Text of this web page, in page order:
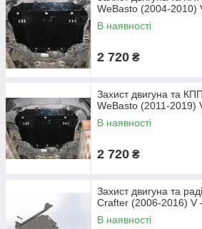
WeBasto (2004-2010)
В наявності
2 720 ₴
Захист двигуна та
WeBasto (2011-2019)
В наявності
2 720 ₴
Захист двигуна та
Crafter (2006-2016)
В наявності